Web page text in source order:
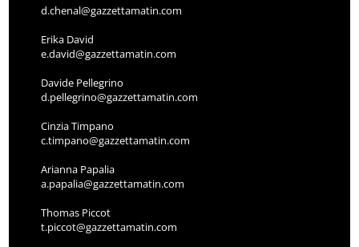
d.chenal@gazzettamatin.com
Erika David
e.david@gazzettamatin.com
Davide Pellegrino
d.pellegrino@gazzettamatin.com
Cinzia Timpano
c.timpano@gazzettamatin.com
Arianna Papalia
a.papalia@gazzettamatin.com
Thomas Piccot
t.piccot@gazzettamatin.com